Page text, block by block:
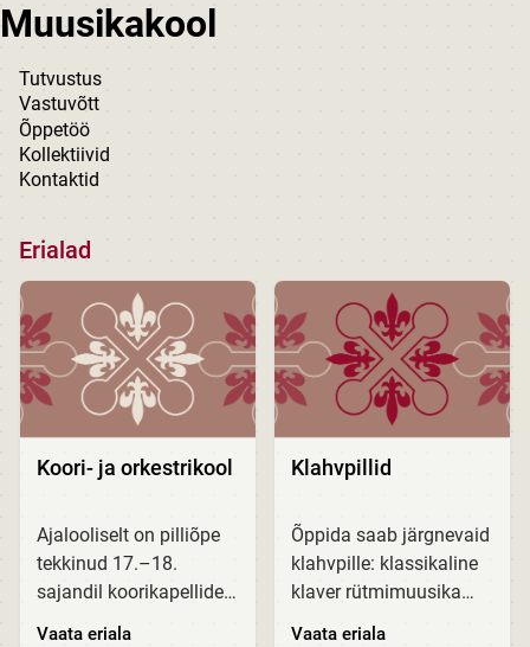
Muusikakool
Tutvustus
Vastuvõtt
Õppetöö
Kollektiivid
Kontaktid
Erialad
Koori- ja orkestrikool
Ajalooliselt on pilliõpe
tekkinud 17.–18.
sajandil koorikapellide
ja koorikoolide juurde.
Vaata eriala
Klahvpillid
Õppida saab järgnevaid
klahvpille: klassikaline
klaver rütmimuusika
klaver klavessiin orel
Vaata eriala